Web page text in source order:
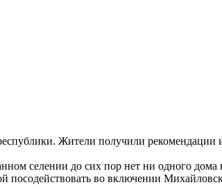
Жители получили
селении до сих пор нет ни одного дома
посодействовать во включении